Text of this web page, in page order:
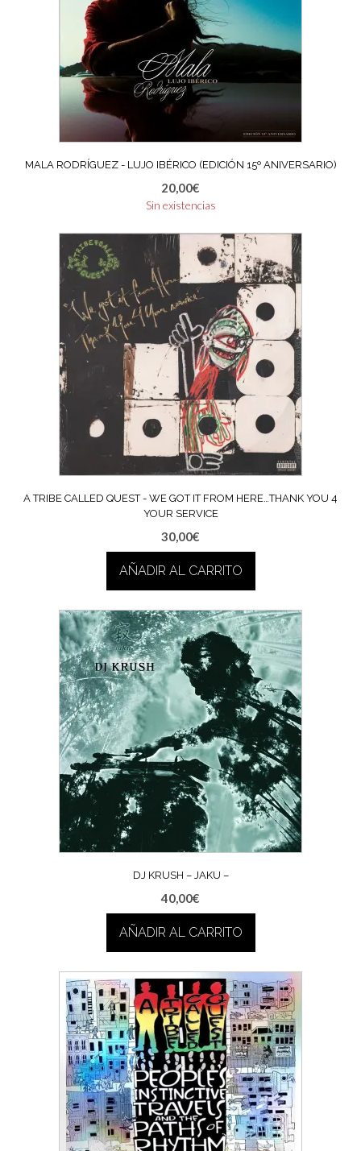
MALA RODRÍGUEZ ‎- LUJO IBÉRICO (EDICIÓN 15º ANIVERSARIO)
20,00€
Sin existencias
A TRIBE CALLED QUEST ‎- WE GOT IT FROM HERE…THANK YOU 4
YOUR SERVICE
30,00€
AÑADIR AL CARRITO
DJ KRUSH – JAKU –
40,00€
AÑADIR AL CARRITO